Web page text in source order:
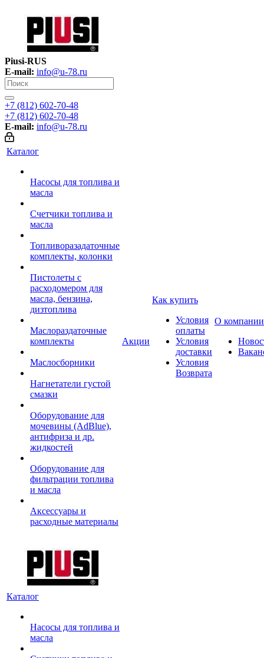
Piusi-RUS
E-mail: info@u-78.ru
+7 (812) 602-70-48
+7 (812) 602-70-48
E-mail: info@u-78.ru
Каталог
Насосы для топлива и
масла
Счетчики топлива и
масла
Топливоразадаточные
комплекты, колонки
Пистолеты с
расходомером для
масла, бензина,
дизтоплива
Маслораздаточные
комплекты
Маслосборники
Нагнетатели густой
смазки
Оборудование для
мочевины (AdBlue),
антифриза и др.
жидкостей
Оборудование для
фильтрации топлива
и масла
Аксессуары и
расходные материалы
Акции
Как купить
Условия
оплаты
Условия
доставки
Условия
Возврата
О компании
Каталог
Насосы для топлива и
масла